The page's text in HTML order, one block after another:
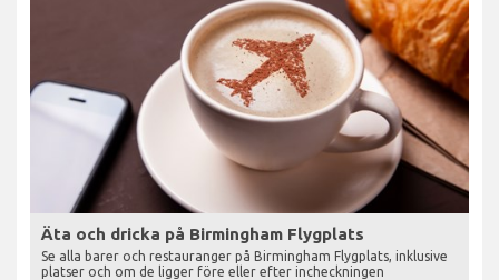
Äta och dricka på Birmingham Flygplats
Se alla barer och restauranger på Birmingham Flygplats, inklusive
platser och om de ligger före eller efter incheckningen